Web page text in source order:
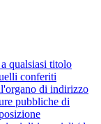
qualsiasi titolo
conferiti
di indirizzo
pubbliche di